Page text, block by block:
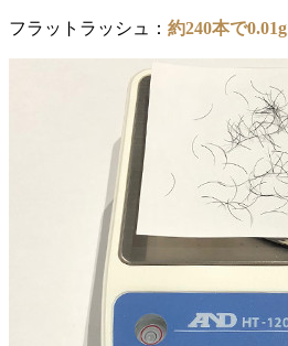
フラットラッシュ： 約240本で0.01g